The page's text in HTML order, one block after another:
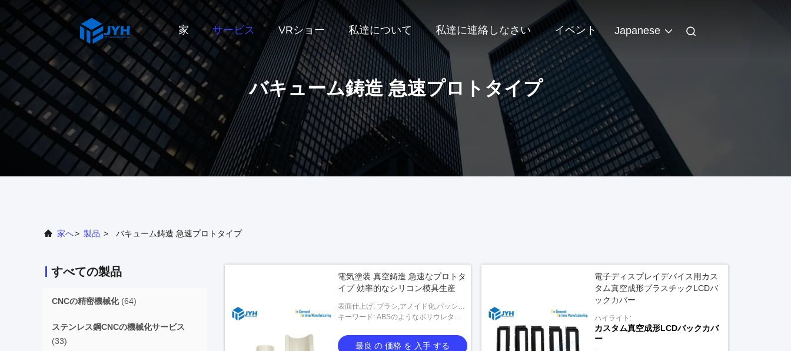
家 サービス VRショー 私達について 私達に連絡しなさい イベント Japanese
バキューム鋳造 急速プロトタイプ
家へ> 製品 > バキューム鋳造 急速プロトタイプ
すべての製品
CNCの精密機械化(64)
ステンレス鋼CNCの機械化サービス
(33)
電気塗装 真空鋳造 急速なプロトタ
イプ 効率的なシリコン模具生産
表面仕上げ: ブラシ,アノイド化,パッシビ
テーション,ニッケル塗装,クロム塗装,プ
キーワード: ABSのようなポリウレタン
行われます
最良 の 価格 を 入手 する
電子ディスプレイデバイス用カス
タム真空成形プラスチックLCDバ
ックカバー
ハイライト:
カスタム真空成形LCDバックカバ
ー